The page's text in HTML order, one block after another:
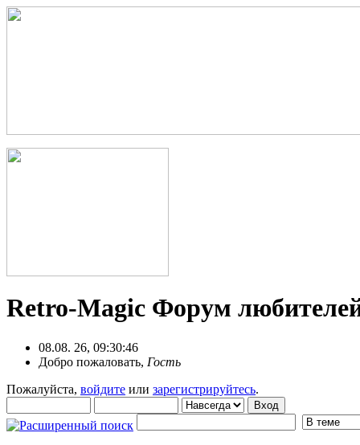
Retro-Magic Форум
08.08. 26, 09:30:46
Добро пожаловать, Гость
Пожалуйста, войдите или зарегистрируйтесь.